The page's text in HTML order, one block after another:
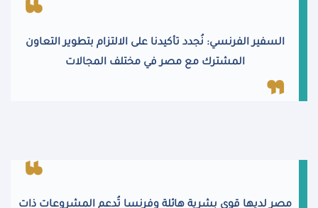
السفير الفرنسي: نُجدد تأكيدنا على الالتزام بتطوير التعاون
المشترك مع مصر في مختلف المجالات
مصر لديها قوى بشرية هائلة وفرنسا تُدعم المشروعات ذات